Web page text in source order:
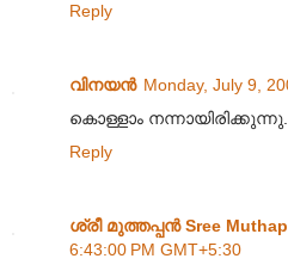
Reply
വിനയന്‍ Monday, July 9,
കൊള്ളാം നന്നായിരിക്കുന്നു.
Reply
ശ്രീ മുത്തപ്പന്‍ Sree
6:43:00 PM GMT+5:30